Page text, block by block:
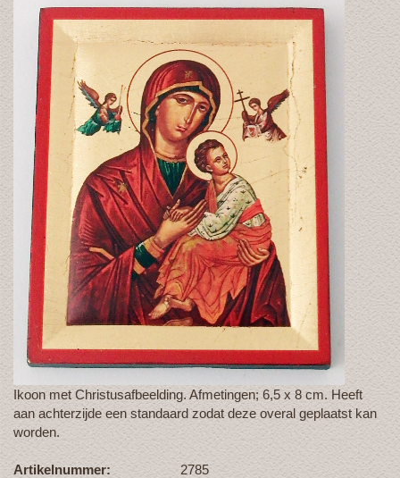
Ikoon met Christusafbeelding. Afmetingen; 6,5 x 8 cm. Heeft
aan achterzijde een standaard zodat deze overal geplaatst kan
worden.
Artikelnummer:
2785